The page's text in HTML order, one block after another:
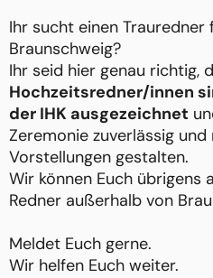
Ihr sucht einen Trauredner
Braunschweig?
Ihr seid hier genau richtig,
Hochzeitsredner/innen
der IHK ausgezeichnet
Zeremonie zuverlässig
Vorstellungen gestalten.
Wir können Euch übrigens
Redner außerhalb von
Meldet Euch gerne.
Wir helfen Euch weiter.